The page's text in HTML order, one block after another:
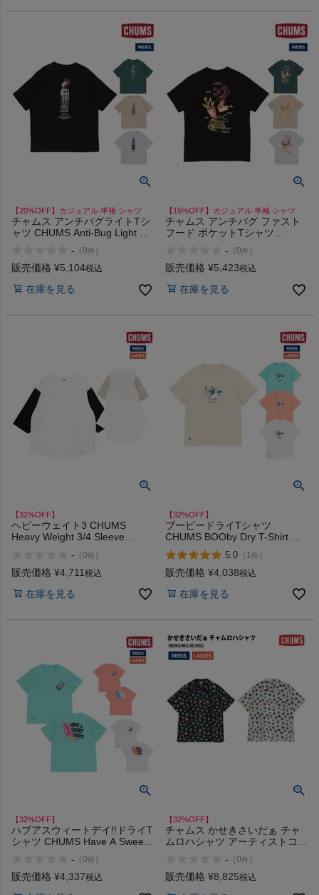
【20%OFF】カジュアル 半袖 シャツ
チャムス アンチバグライトTシ
ャツ CHUMS Anti-Bug Light T-
- （0件 ）
販売価格 ¥5,104税込
在庫を見る
【15%OFF】カジュアル 半袖 シャツ
チャムス アンチバグ ファスト
フード ポケットTシャツ
Pocket T-Shirt- （0件 ）
販売価格 ¥5,423税込
在庫を見る
【32%OFF】
ヘビーウェイト3 CHUMS
Heavy Weight 3/4 Sleeve
- （0件 ）
販売価格 ¥4,711 税込
在庫を見る
【32%OFF】
ブービードライTシャツ
CHUMS BOOby Dry T-Shirt ア
ウトレット セール
5.0 （ 1件 ）
販売価格 ¥4,038税込
在庫を見る
【32%OFF】
ハブアスウィートデイ!!ドライT
シャツ CHUMS Have A Sweet
- （0件 ）
販売価格 ¥4,337税込
【32%OFF】
チャムス かせきさいだぁ チャ
ムロハシャツ アーティストコラ
CHUMS Chumloha Shirt アウト
レット セール
- （0件 ）
販売価格 ¥8,825税込